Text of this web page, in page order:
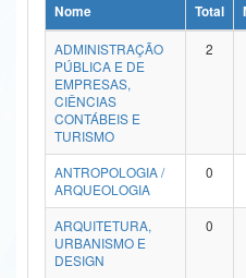
Ministério da Ciência, Tecnologia,
Ministério do Meio Ambiente
Ministério do Turismo
Ministério do Desenvolvimento Regional
Controladoria-Geral da União
Ministério da Mulher, da Família e dos
Nome Total
ADMINISTRAÇÃO
PÚBLICA E DE
EMPRESAS,
CIÊNCIAS
CONTÁBEIS E
TURISMO
2
ANTROPOLOGIA /
ARQUEOLOGIA
0
ARQUITETURA,
URBANISMO E
DESIGN
0